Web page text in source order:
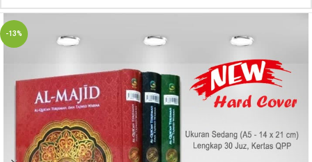
-13%